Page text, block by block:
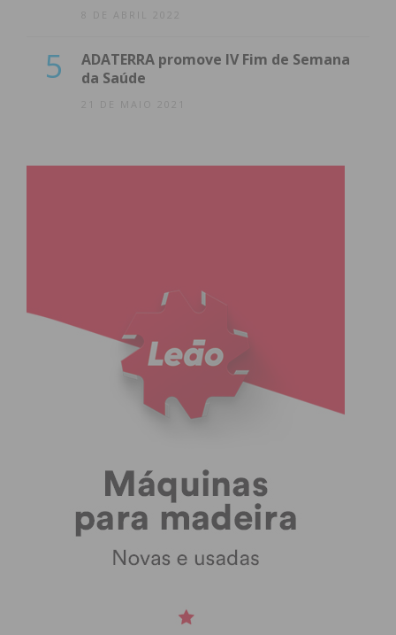
8 DE ABRIL 2022
5
ADATERRA promove IV Fim de Semana
da Saúde
21 DE MAIO 2021